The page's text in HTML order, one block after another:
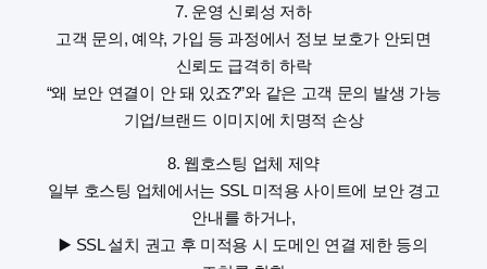
7. 운영 신뢰성 저하
고객 문의, 예약, 가입 등 과정에서 정보 보호가 안되면
신뢰도 급격히 하락
“왜 보안 연결이 안 돼 있죠?”와 같은 고객 문의 발생 가능
기업/브랜드 이미지에 치명적 손상
8. 웹호스팅 업체 제약
일부 호스팅 업체에서는 SSL 미적용 사이트에 보안 경고
안내를 하거나,
▶️ SSL 설치 권고 후 미적용 시 도메인 연결 제한 등의